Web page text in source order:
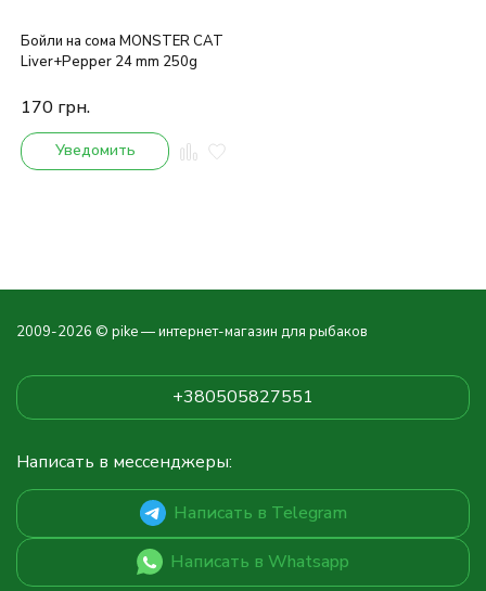
Бойли на сома MONSTER CAT
Liver+Pepper 24 mm 250g
170 грн.
Уведомить
2009-2026 © pike — интернет-магазин для рыбаков
+380505827551
Написать в мессенджеры:
Написать в Telegram
Написать в Whatsapp